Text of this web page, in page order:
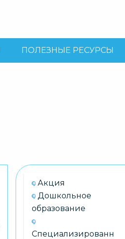
ПОЛЕЗНЫЕ РЕСУРСЫ
Акция
Дошкольное
образование
Специализированн